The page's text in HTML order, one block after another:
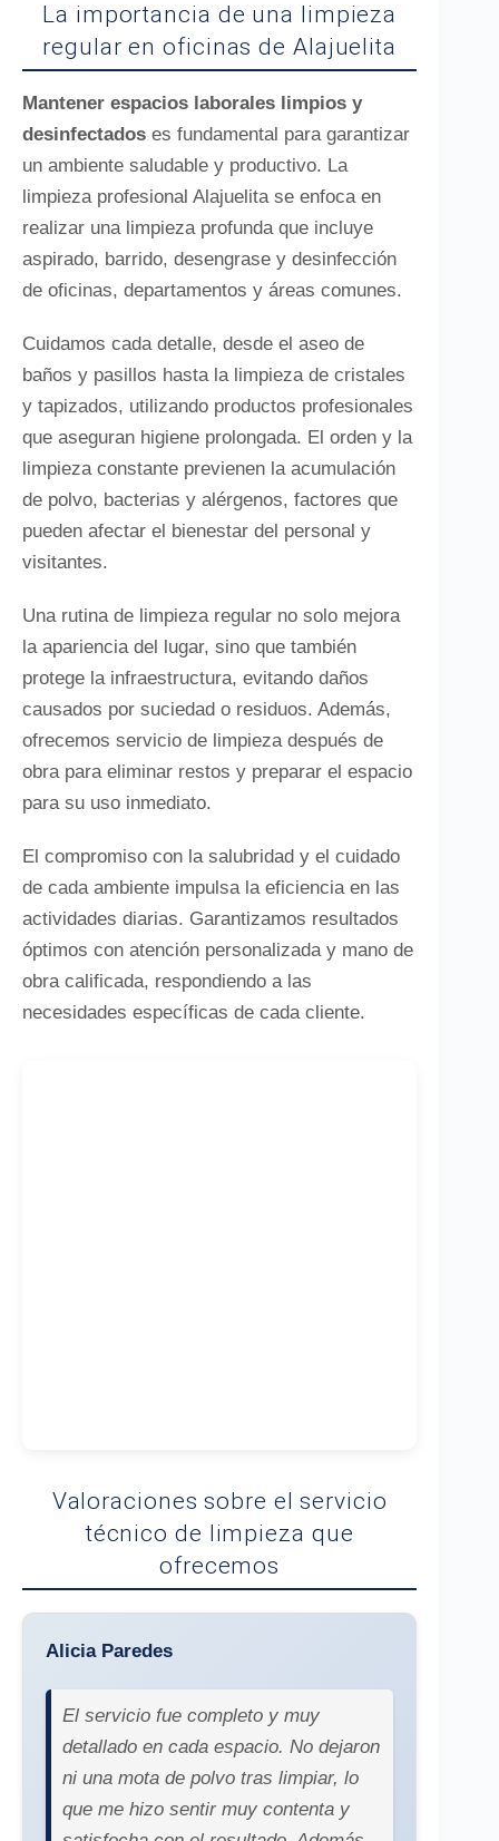
La importancia de una limpieza
regular en oficinas de Alajuelita
Mantener espacios laborales limpios y
desinfectados es fundamental para garantizar
un ambiente saludable y productivo. La
limpieza profesional Alajuelita se enfoca en
realizar una limpieza profunda que incluye
aspirado, barrido, desengrase y desinfección
de oficinas, departamentos y áreas comunes.
Cuidamos cada detalle, desde el aseo de
baños y pasillos hasta la limpieza de cristales
y tapizados, utilizando productos profesionales
que aseguran higiene prolongada. El orden y la
limpieza constante previenen la acumulación
de polvo, bacterias y alérgenos, factores que
pueden afectar el bienestar del personal y
visitantes.
Una rutina de limpieza regular no solo mejora
la apariencia del lugar, sino que también
protege la infraestructura, evitando daños
causados por suciedad o residuos. Además,
ofrecemos servicio de limpieza después de
obra para eliminar restos y preparar el espacio
para su uso inmediato.
El compromiso con la salubridad y el cuidado
de cada ambiente impulsa la eficiencia en las
actividades diarias. Garantizamos resultados
óptimos con atención personalizada y mano de
obra calificada, respondiendo a las
necesidades específicas de cada cliente.
Valoraciones sobre el servicio
técnico de limpieza que
ofrecemos
Alicia Paredes
El servicio fue completo y muy
detallado en cada espacio. No dejaron
ni una mota de polvo tras limpiar, lo
que me hizo sentir muy contenta y